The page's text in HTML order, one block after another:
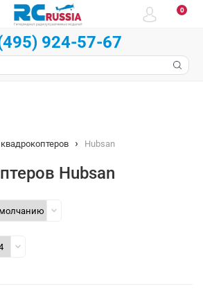
0
924-57-67
Hubsan
Hubsan